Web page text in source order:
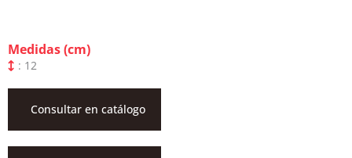
Medidas (cm)
: 12
Consultar en catálogo